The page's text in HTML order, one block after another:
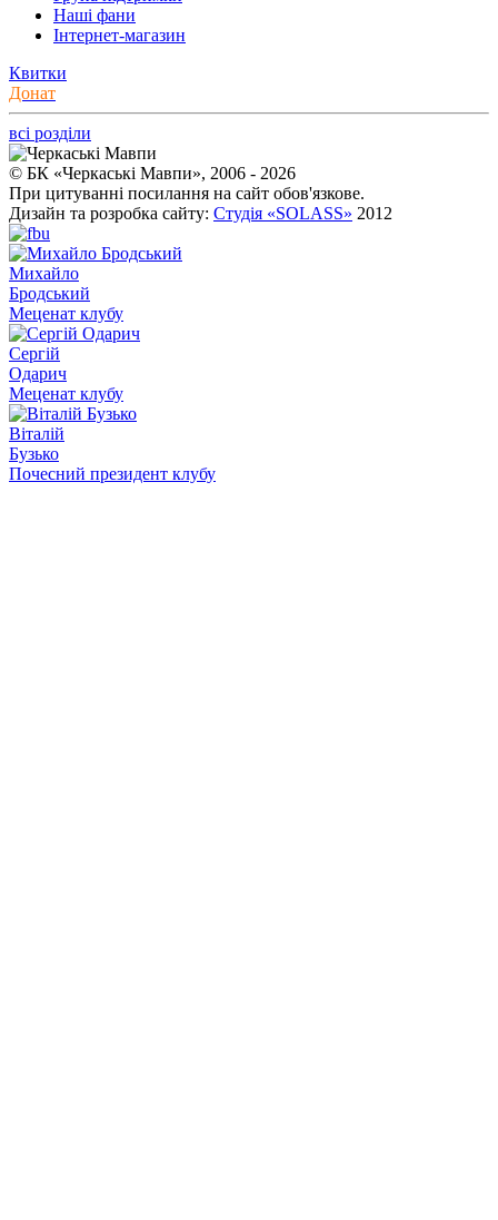
Наші фани
Інтернет-магазин
Квитки
Донат
всі розділи
© БК «Черкаські Мавпи», 2006 - 2026
При цитуванні посилання на сайт обов'язкове.
Дизайн та розробка сайту: Студія «SOLASS» 2012
Михайло
Бродський
Меценат клубу
Сергій
Одарич
Меценат клубу
Віталій
Бузько
Почесний президент клубу